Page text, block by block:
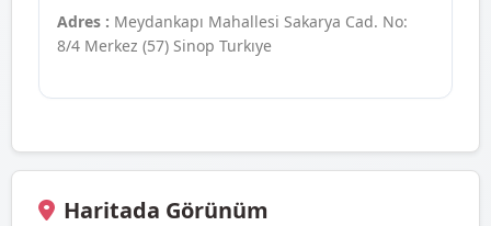
Adres : Meydankapı Mahallesi Sakarya Cad. No:
8/4 Merkez (57) Sinop Turkıye
Haritada Görünüm